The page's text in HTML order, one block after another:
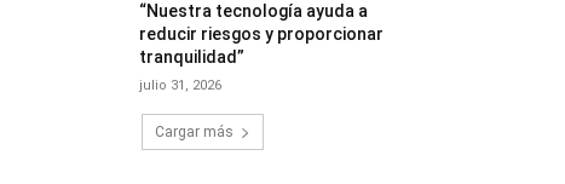
“Nuestra tecnología ayuda a
reducir riesgos y proporcionar
tranquilidad”
julio 31, 2026
Cargar más